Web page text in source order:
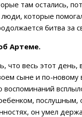
там остались,
которые
битва за
Артеме.
что весь этот день,
сыне и по-новому
воспоминаний
послушным,
он умел